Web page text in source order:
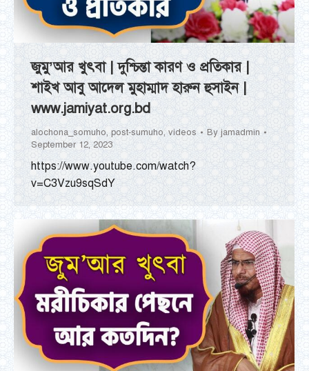
জুমু’আর খুৎবা | দুশ্চিন্তা কারণ ও প্রতিকার |
শাইখ আবু আদেল মুহাম্মাদ হারুন হুসাইন |
www.jamiyat.org.bd
alochona_somuho, post-sumuho, videos By jamadmin
September 12, 2023
https://www.youtube.com/watch?
v=C3Vzu9sqSdY